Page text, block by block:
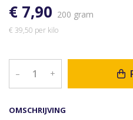
OMSCHRIJVING
€ 7,90 200 gram
€ 39,50 per kilo
– +